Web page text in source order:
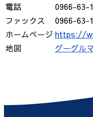
電話
0966-63-
ファックス
0966-63-
ホームページ https://
地図
グーグル